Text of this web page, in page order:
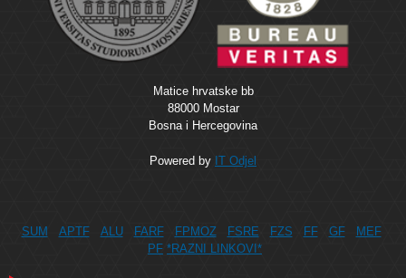
Matice hrvatske bb
88000 Mostar
Bosna i Hercegovina
Powered by IT Odjel
SUM APTF ALU FARF FPMOZ FSRE FZS FF GF
MEF
PF *RAZNI LINKOVI*